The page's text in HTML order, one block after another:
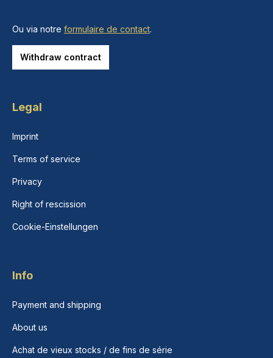
Ou via notre formulaire de contact.
Withdraw contract
Legal
Imprint
Terms of service
Privacy
Right of rescission
Cookie-Einstellungen
Info
Payment and shipping
About us
Achat de vieux stocks / de fins de série